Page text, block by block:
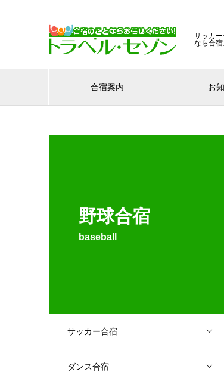
サッカ
なら合
合宿案内 お
野球合宿
baseball
サッカー合宿
ダンス合宿